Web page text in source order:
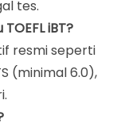
tes.
iBT?
resmi seperti
(minimal 6.0),